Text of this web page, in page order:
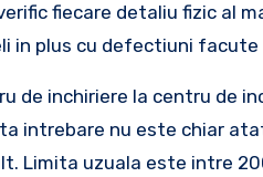
fiecare detaliu fizic al
in plus cu defectiuni facute
de inchiriere la centru de
intrebare nu este chiar
Limita uzuala este intre